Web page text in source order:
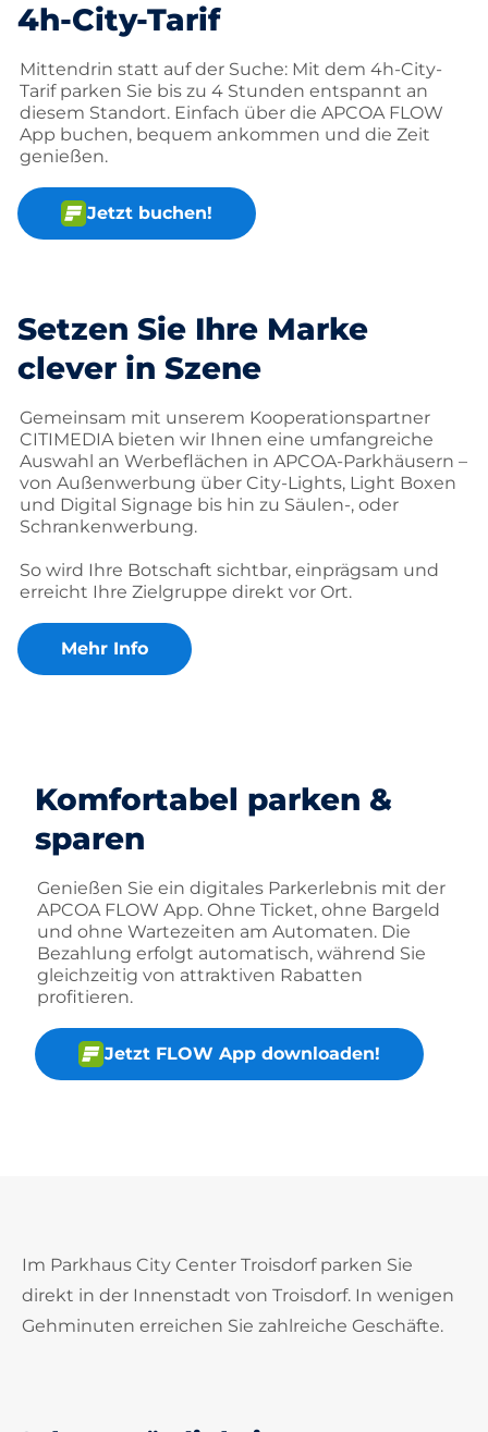
4h-City-Tarif
Mittendrin statt auf der Suche: Mit dem 4h-City-
Tarif parken Sie bis zu 4 Stunden entspannt an
diesem Standort. Einfach über die APCOA FLOW
App buchen, bequem ankommen und die Zeit
genießen.
Jetzt buchen!
Setzen Sie Ihre Marke
clever in Szene
Gemeinsam mit unserem Kooperationspartner
CITIMEDIA bieten wir Ihnen eine umfangreiche
Auswahl an Werbeflächen in APCOA-Parkhäusern –
von Außenwerbung über City-Lights, Light Boxen
und Digital Signage bis hin zu Säulen-, oder
Schrankenwerbung.
So wird Ihre Botschaft sichtbar, einprägsam und
erreicht Ihre Zielgruppe direkt vor Ort.
Mehr Info
Komfortabel parken &
sparen
Genießen Sie ein digitales Parkerlebnis mit der
APCOA FLOW App. Ohne Ticket, ohne Bargeld
und ohne Wartezeiten am Automaten. Die
Bezahlung erfolgt automatisch, während Sie
gleichzeitig von attraktiven Rabatten
profitieren.
Jetzt FLOW App downloaden!
Im Parkhaus City Center Troisdorf parken Sie
direkt in der Innenstadt von Troisdorf. In wenigen
Gehminuten erreichen Sie zahlreiche Geschäfte.